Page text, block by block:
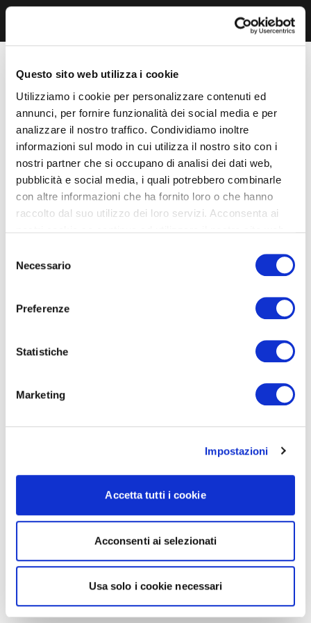
Questo sito web utilizza i cookie
Utilizziamo i cookie per personalizzare contenuti ed
annunci, per fornire funzionalità dei social media e per
analizzare il nostro traffico. Condividiamo inoltre
informazioni sul modo in cui utilizza il nostro sito con i
nostri partner che si occupano di analisi dei dati web,
pubblicità e social media, i quali potrebbero combinarle
con altre informazioni che ha fornito loro o che hanno
raccolto dal suo utilizzo dei loro servizi. Acconsenta ai
delNecessario
Preferenze
Statistiche
Marketing
Impostazioni
Accetta tutti i cookie
Acconsenti ai selezionati
Usa solo i cookie necessari